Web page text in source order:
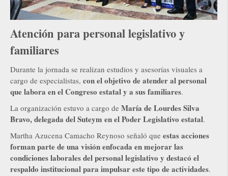
Atención para personal legislativo y
familiares
Durante la jornada se realizan estudios y asesorías visuales a
cargo de especialistas, con el objetivo de atender al personal
que labora en el Congreso estatal y a sus familiares.
La organización estuvo a cargo de María de Lourdes Silva
Bravo, delegada del Suteym en el Poder Legislativo estatal.
Martha Azucena Camacho Reynoso señaló que estas acciones
forman parte de una visión enfocada en mejorar las
condiciones laborales del personal legislativo y destacó el
respaldo institucional para impulsar este tipo de actividades.